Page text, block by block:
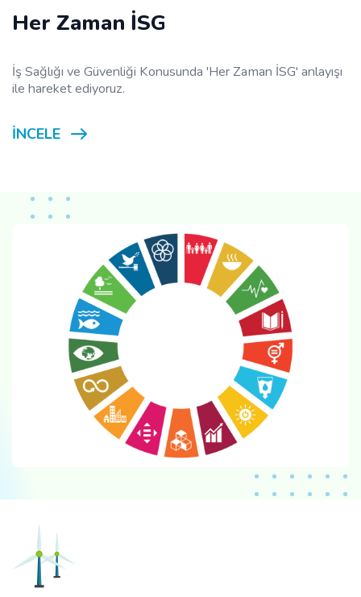
Her Zaman İSG
İş Sağlığı ve Güvenliği Konusunda 'Her Zaman İSG' anlayışı
ile hareket ediyoruz.
İNCELE